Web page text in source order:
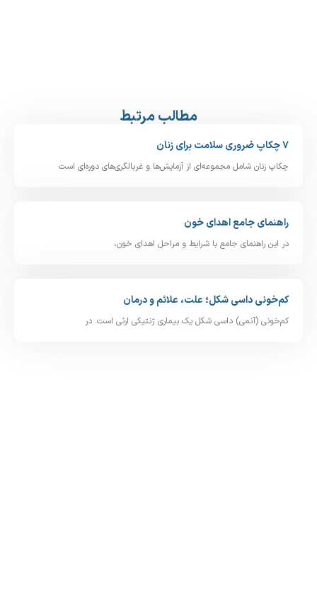
مطالب مرتبط
۷ چکاپ ضروری سلامت برای زنان
چکاپ زنان شامل مجموعه‌ای از آزمایش‌ها و غربالگری‌های دوره‌ای است
راهنمای جامع اهدای خون
در این راهنمای جامع با شرایط و مراحل اهدای خون،
کم‌خونی داسی‌ شکل؛ علت، علائم و درمان
کم‌خونی (آنمی) داسی‌ شکل یک بیماری ژنتیکی ارثی است. در